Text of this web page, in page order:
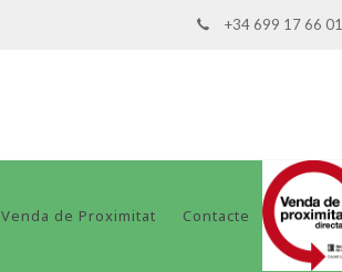
+34 699 17 66 01
Venda de Proximitat Contacte